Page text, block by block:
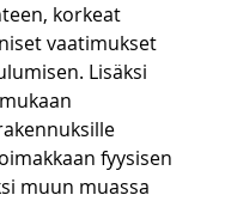
korkeat
vaatimukset
Lisäksi
fyysisen
muun muassa